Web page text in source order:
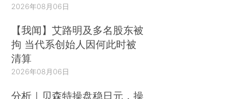
2026年08月06日
【我闻】艾路明及多名股东被
拘 当代系创始人因何此时被
清算
2026年08月06日
分析｜贝森特操盘稳日元，操